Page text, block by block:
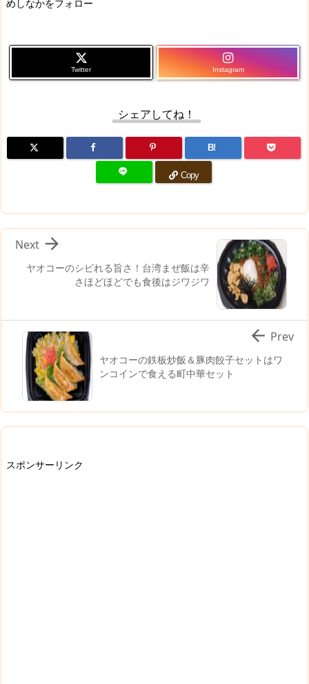
めしなかをフォロー
Twitter Instagram
シェアしてね！
B!
Copy
ヤオコーのシビれる旨さ！台湾まぜ飯は辛
さほどほどでも食後はジワジワ

Next
ヤオコーの鉄板炒飯＆豚肉餃子セットはワ
ンコインで食える町中華セット
 Prev
スポンサーリンク